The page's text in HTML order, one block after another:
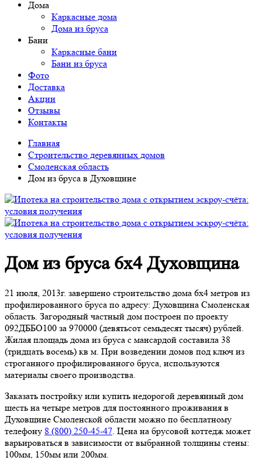
Дома
Каркасные дома
Дома из бруса
Бани
Каркасные бани
Бани из бруса
Фото
Доставка
Акции
Отзывы
Контакты
Главная
Строительство деревянных домов
Смоленская область
Дом из бруса в Духовщине
Дом из бруса 6х4 Духовщина
21 июля, 2013г. завершено строительство дома 6х4 метров из
профилированного бруса по адресу: Духовщина Смоленская
область. Загородный частный дом построен по проекту
092ДББО100 за 970000 (девятьсот семьдесят тысяч) рублей.
Жилая площадь дома из бруса с мансардой составила 38
(тридцать восемь) кв м. При возведении домов под ключ из
строганного профилированного бруса, используются
материалы своего производства.
Заказать постройку или купить недорогой деревянный дом
шесть на четыре метров для постоянного проживания в
Духовщине Смоленской области можно по бесплатному
телефону 8 (800) 250-45-47. Цена на брусовой коттедж может
варьироваться в зависимости от выбранной толщины стены:
100мм, 150мм или 200мм.